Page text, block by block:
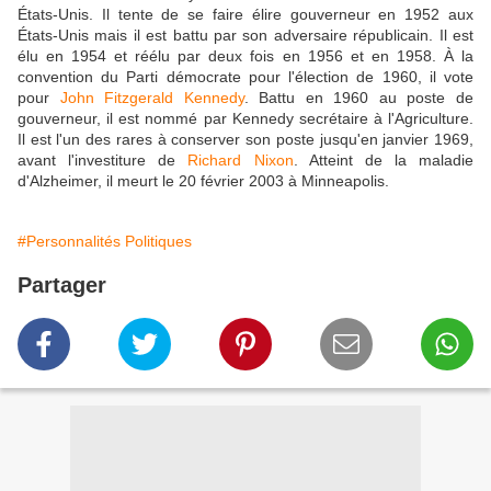
États-Unis. Il tente de se faire élire gouverneur en 1952 aux
États-Unis mais il est battu par son adversaire républicain. Il est
élu en 1954 et réélu par deux fois en 1956 et en 1958. À la
convention du Parti démocrate pour l'élection de 1960, il vote
pour John Fitzgerald Kennedy. Battu en 1960 au poste de
gouverneur, il est nommé par Kennedy secrétaire à l'Agriculture.
Il est l'un des rares à conserver son poste jusqu'en janvier 1969,
avant l'investiture de Richard Nixon . Atteint de la maladie
d'Alzheimer, il meurt le 20 février 2003 à Minneapolis.
#Personnalités Politiques
Partager